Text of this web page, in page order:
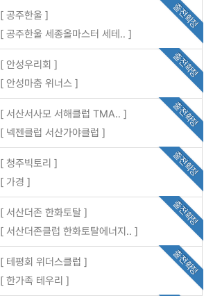
출전확정
[ 공주한울 ]
[ 공주한울 세종올마스터 세테.. ]
출전확정
[ 안성우리회 ]
[ 안성마춤 위너스 ]
출전확정
[ 서산서사모 서해클럽 TMA.. ]
[ 넥젠클럽 서산가야클럽 ]
출전확정
[ 청주빅토리 ]
[ 가경 ]
출전확정
[ 서산더존 한화토탈 ]
[ 서산더존클럽 한화토탈에너지.. ]
출전확정
[ 테평회 위더스클럽 ]
[ 한가족 테우리 ]